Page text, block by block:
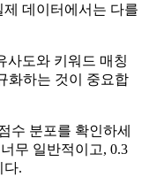
데이터에서는 다를
사도와 키워드 매칭
화하는 것이 중요합
수 분포를 확인하세
무 일반적이고, 0.3
다.